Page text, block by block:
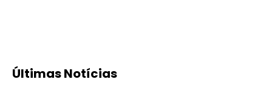
Últimas Notícias